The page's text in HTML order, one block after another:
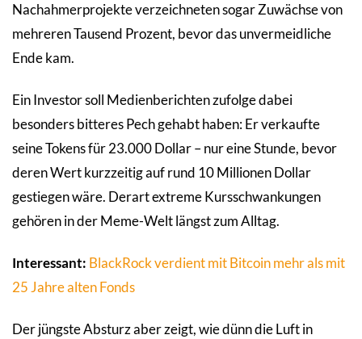
Nachahmerprojekte verzeichneten sogar Zuwächse von
mehreren Tausend Prozent, bevor das unvermeidliche
Ende kam.
Ein Investor soll Medienberichten zufolge dabei
besonders bitteres Pech gehabt haben: Er verkaufte
seine Tokens für 23.000 Dollar – nur eine Stunde, bevor
deren Wert kurzzeitig auf rund 10 Millionen Dollar
gestiegen wäre. Derart extreme Kursschwankungen
gehören in der Meme-Welt längst zum Alltag.
Interessant: BlackRock verdient mit Bitcoin mehr als mit
25 Jahre alten Fonds
Der jüngste Absturz aber zeigt, wie dünn die Luft in